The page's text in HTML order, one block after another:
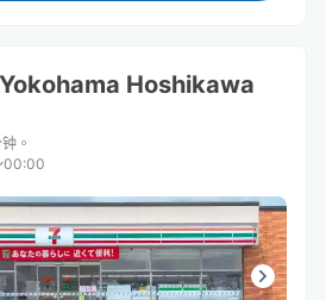
Hoshikawa
。
00:00